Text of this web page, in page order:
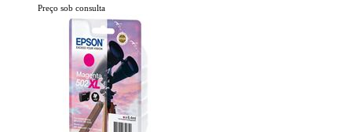
Preço sob consulta